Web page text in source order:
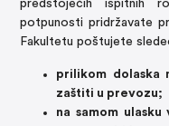
predstojećih ispitnih
potpunosti pridržavate
Fakultetu poštujete
prilikom dolaska
zaštiti u prevozu;
na samom